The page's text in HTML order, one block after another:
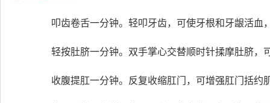
叩齿卷舌一分钟。轻叩牙齿，可使牙根和牙龈活血
轻按肚脐一分钟。双手掌心交替顺时针揉摩肚脐，
收腹提肛一分钟。反复收缩肛门，可增强肛门括约